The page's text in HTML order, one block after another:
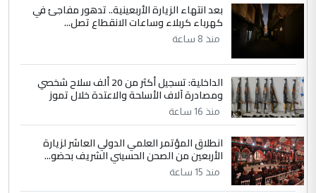
بعد انتهاء الزيارة الأربعينية.. تدهور مفاجئ في
كهرباء كربلاء وساعات الانقطاع تصل...
منذ 8 ساعة
الداخلية: تسجيل أكثر من 20 ألف سلاح شخصي
ومصادرة آلاف الأسلحة والاعتدة خلال تموز
منذ 16 ساعة
انطلاق المؤتمر العلمي الدولي العاشر لزيارة
الأربعين من الصحن الحسيني الشريف بحضو...
منذ 15 ساعة